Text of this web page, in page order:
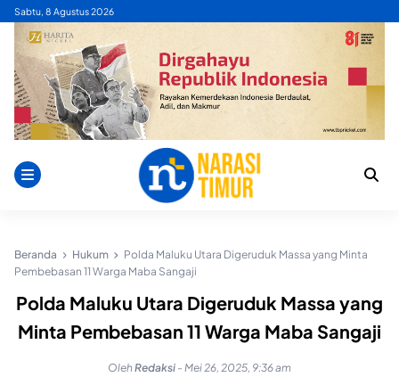
Skip
content
Sabtu, 8 Agustus 2026
Beranda Hukum
Polda Maluku Utara Digeruduk Massa yang Minta
Pembebasan 11 Warga Maba Sangaji
Polda Maluku Utara Digeruduk Massa yang
Minta Pembebasan 11 Warga Maba Sangaji
OlehRedaksi - Mei 26, 2025, 9:36 am